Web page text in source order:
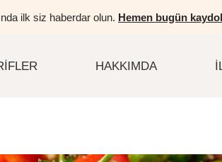
ilk siz haberdar olun. Hemen bugün
HAKKIMDA